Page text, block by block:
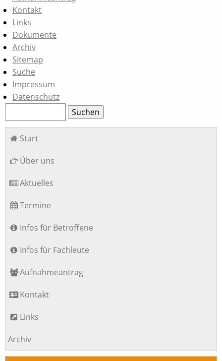
Kontakt
Links
Dokumente
Archiv
Sitemap
Suche
Impressum
Datenschutz
Suchen
Navigation
Start
Über uns
Aktuelles
Termine
Infos für Betroffene
Infos für Fachleute
Aufnahmeantrag
Kontakt
Links
Archiv